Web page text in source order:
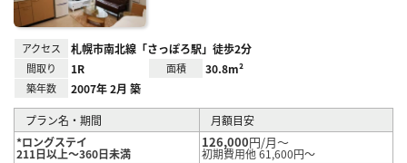
アクセス 札幌市南北線「さっぽろ駅」徒歩2分
間取り 1R 面積 30.8m²
築年数 2007年 2月 築
プラン名・期間
月額目安
*ロングステイ
211日以上～360日未満
126,000円/月～
初期費用他 61,600円～